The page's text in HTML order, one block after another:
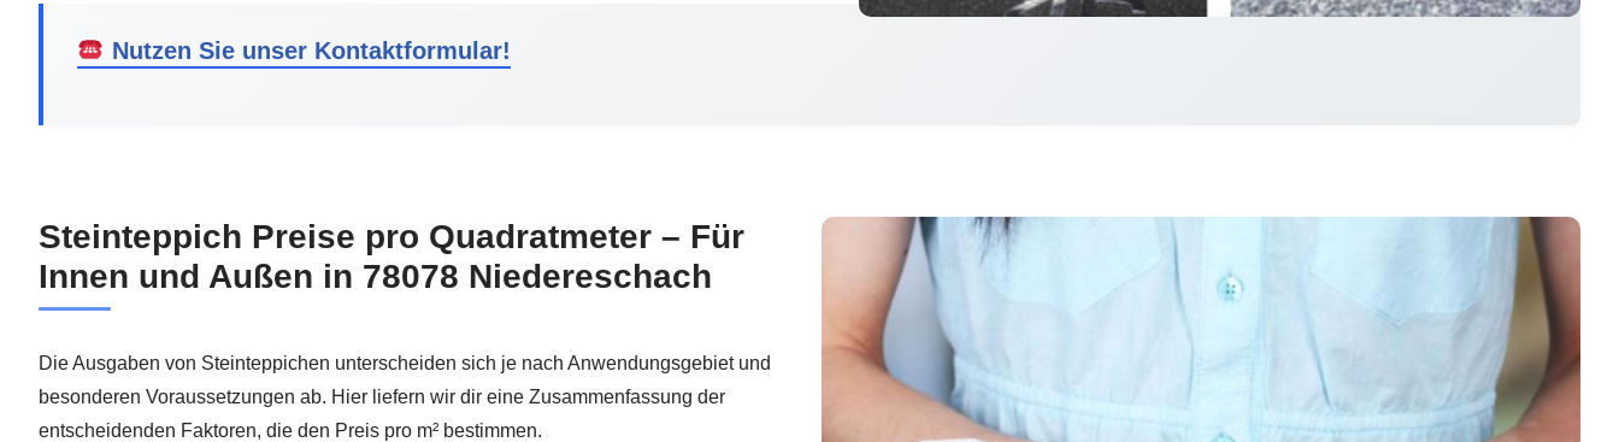
Nutzen Sie unser Kontaktformular!
Steinteppich Preise pro Quadratmeter – Für
Innen und Außen in 78078 Niedereschach
Die Ausgaben von Steinteppichen unterscheiden sich je nach Anwendungsgebiet und
besonderen Voraussetzungen ab. Hier liefern wir dir eine Zusammenfassung der
entscheidenden Faktoren, die den Preis pro m² bestimmen.